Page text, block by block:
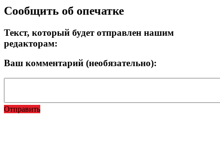
Сообщить об опечатке
Текст, который будет отправлен нашим
редакторам:
Ваш комментарий (необязательно):
Отправить